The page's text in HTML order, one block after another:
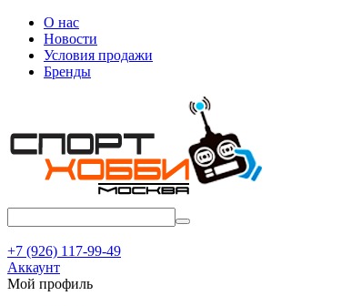
О нас
Новости
Условия продажи
Бренды
+7 (926) 117-99-49
Аккаунт
Мой профиль